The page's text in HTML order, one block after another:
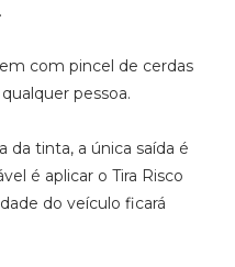
com pincel de cerdas
pessoa.
da tinta, a única saída é
é aplicar o Tira Risco
do veículo ficará